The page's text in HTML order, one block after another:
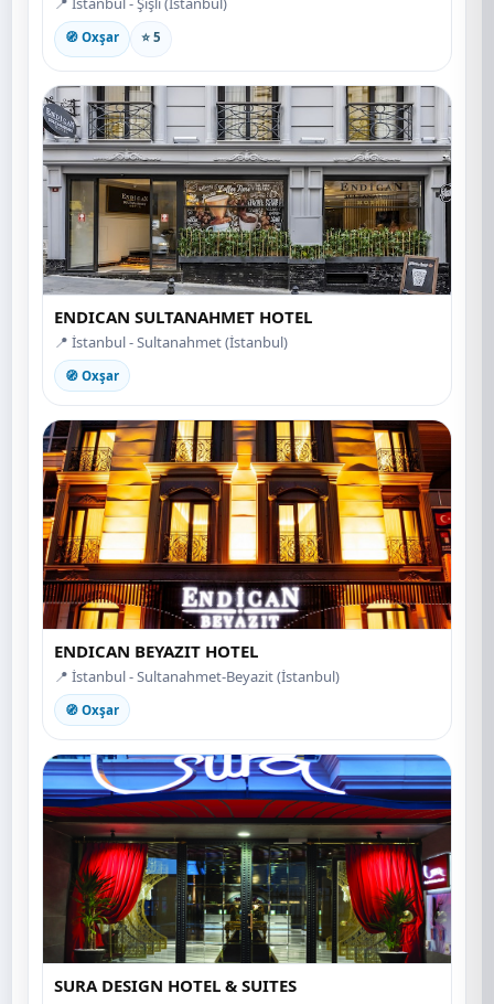
🧭 Oxşar ⭐ 5
ENDICAN SULTANAHMET HOTEL
📍 İstanbul - Sultanahmet (İstanbul)
🧭 Oxşar
ENDICAN BEYAZIT HOTEL
📍 İstanbul - Sultanahmet-Beyazit (İstanbul)
🧭 Oxşar
SURA DESIGN HOTEL & SUITES